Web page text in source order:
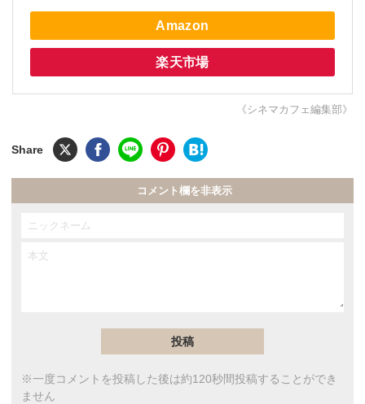
Amazon
楽天市場
《シネマカフェ編集部》
コメント欄を非表示
※一度コメントを投稿した後は約120秒間投稿することができ
ません